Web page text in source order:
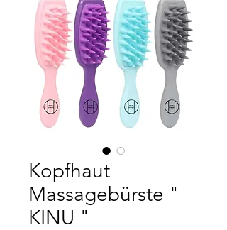
Kopfhaut
Massagebürste "
KINU "